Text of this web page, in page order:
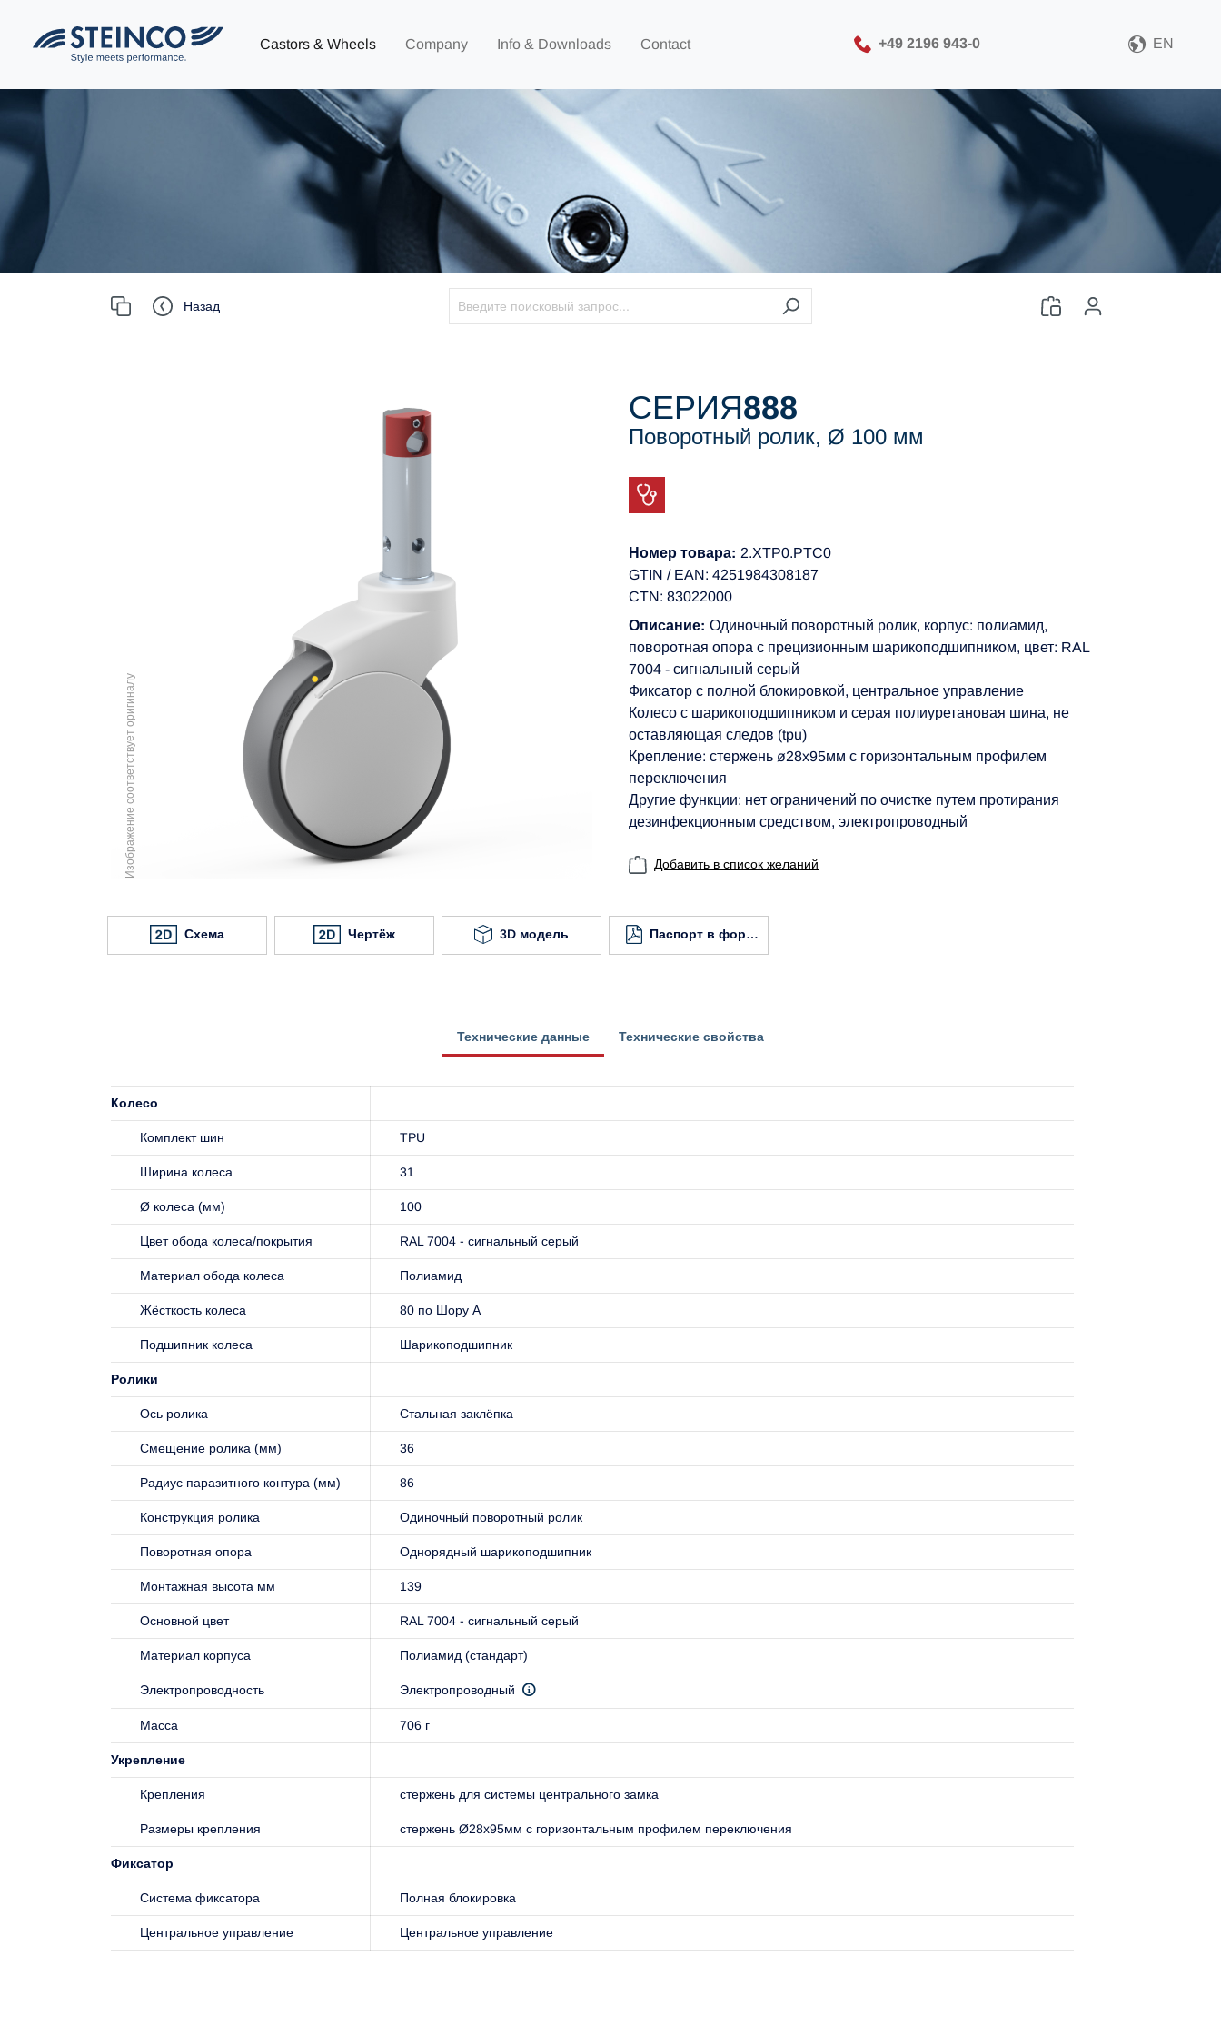
Castors & Wheels Company Info & Downloads Contact +49 2196 943-0 EN
Назад
Выберите формат CAD-
файлов
Скачать CAD-файлы
илиВойти
Изображение соответствует оригиналу
СЕРИЯ888
Поворотный ролик, Ø 100 мм
Номер товара: 2.XTP0.PTC0
GTIN / EAN: 4251984308187
CTN: 83022000
Описание: Одиночный поворотный ролик, корпус: полиамид,
поворотная опора с прецизионным шарикоподшипником, цвет: RAL
7004 - сигнальный серый
Фиксатор с полной блокировкой, центральное управление
Колесо с шарикоподшипником и серая полиуретановая шина, не
оставляющая следов (tpu)
Крепление: стержень ø28x95мм с горизонтальным профилем
переключения
Другие функции: нет ограничений по очистке путем протирания
дезинфекционным средством, электропроводный
Добавить в список желаний
Схема Чертёж 3D модель Паспорт в формате
Технические данные Технические свойства
Колесо
Комплект шин TPU
Ширина колеса 31
Ø колеса (мм) 100
Цвет обода колеса/покрытия RAL 7004 - сигнальный серый
Материал обода колеса Полиамид
Жёсткость колеса 80 по Шору А
Подшипник колеса Шарикоподшипник
Ролики
Ось ролика Стальная заклёпка
Смещение ролика (мм) 36
Радиус паразитного контура (мм) 86
Конструкция ролика Одиночный поворотный ролик
Поворотная опора Однорядный шарикоподшипник
Монтажная высота мм 139
Основной цвет RAL 7004 - сигнальный серый
Материал корпуса Полиамид (стандарт)
Электропроводность Электропроводный
Масса 706 г
Укрепление
Крепления стержень для системы центрального замка
Размеры крепления стержень Ø28x95мм с горизонтальным профилем переключения
Фиксатор
Система фиксатора Полная блокировка
Центральное управление Центральное управление